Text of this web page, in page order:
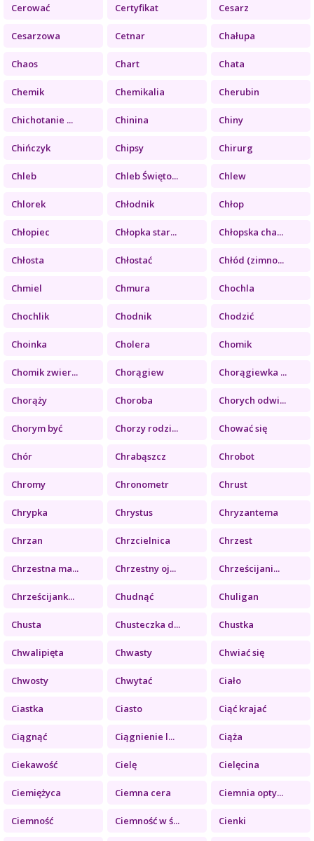
Cerować Certyfikat Cesarz
Cesarzowa Cetnar Chałupa
Chaos Chart Chata
Chemik Chemikalia Cherubin
Chichotanie ... Chinina Chiny
Chińczyk Chipsy Chirurg
Chleb Chleb Święto... Chlew
Chlorek Chłodnik Chłop
Chłopiec Chłopka star... Chłopska cha...
Chłosta Chłostać Chłód (zimno...
Chmiel Chmura Chochla
Chochlik Chodnik Chodzić
Choinka Cholera Chomik
Chomik zwier... Chorągiew Chorągiewka ...
Chorąży Choroba Chorych odwi...
Chorym być Chorzy rodzi... Chować się
Chór Chrabąszcz Chrobot
Chromy Chronometr Chrust
Chrypka Chrystus Chryzantema
Chrzan Chrzcielnica Chrzest
Chrzestna ma... Chrzestny oj... Chrześcijani...
Chrześcijank... Chudnąć Chuligan
Chusta Chusteczka d... Chustka
Chwalipięta Chwasty Chwiać się
Chwosty Chwytać Ciało
Ciastka Ciasto Ciąć krajać
Ciągnąć Ciągnienie l... Ciąża
Ciekawość Cielę Cielęcina
Ciemiężyca Ciemna cera Ciemnia opty...
Ciemność Ciemność w ś... Cienki